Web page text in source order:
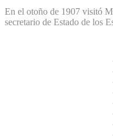
En el otoño de 1907 visitó
secretario de Estado de los